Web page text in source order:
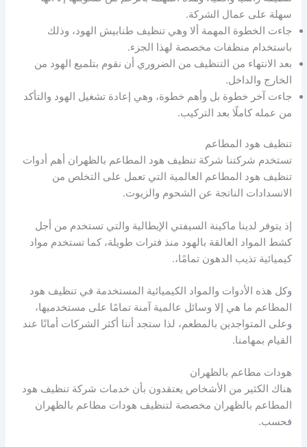
سهلة على عمال الشركة.
جاءت الخطوة المهمة ألا وهي تنظيف طنابيش الهود، وذلك
باستخدام منظفات مخصصة لهذا الجزء.
بعد الانتهاء من التنظيف من الضروري أن نقوم بتلميع الهود من
الخارج والداخل.
جاءت آخر خطوة بل وأهم خطوة، وهي إعادة تشغيل الهود والتأكد
من عمله كاملًا بعد التركيب.
تنظيف هود المطاعم
تستخدم شركتنا شركة تنظيف هود المطاعم بالظهران أهم أدوات
تنظيف هود المطاعم العالمية التي تعمل على التخلص من
الانسدادات الناتجة عن الشحوم والزيوت.
إذ يتوفر لدينا ماكينة السيفتي الإيطالية والتي تستخدم من أجل
كشط المواد العالقة بالهود منذ فترات طويلة، كما تستخدم مواد
كيميائية تذيب الدهون تمامًا،.
وكل هذه الأدوات والمواد الكيميائية المستخدمة في تنظيف هود
المطاعم ما هي إلا وسائل عالمية آمنة تمامًا على مستخدميها،
وعلى المتواجدين بالمطعم، لذا ستجد أننا أكثر الشركات أمانًا عند
القيام بمهامنا.
هودات مطاعم بالظهران
هناك الكثير من الأشخاص يعتقدون بأن خدمات شركة تنظيف هود
المطاعم بالظهران مخصصة لتنظيف هودات مطاعم بالظهران
فحسب.